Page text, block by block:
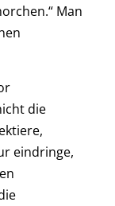
Man
die
eindringe,